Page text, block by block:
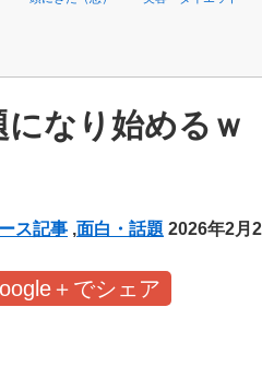
になり始めるｗ
ス記事 ,面白・話題 2026年2月
＋でシェア